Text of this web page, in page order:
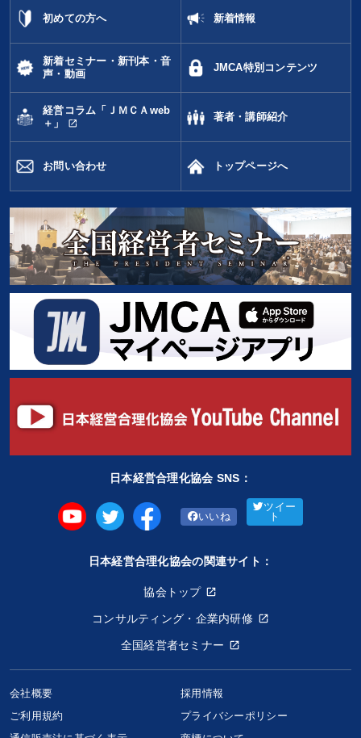
初めての方へ 新着情報
新着セミナー・新刊本・音
声・動画
JMCA特別コンテンツ
経営コラム「ＪＭＣＡweb
＋」
open_in_new
著者・講師紹介
お問い合わせ トップページへ
日本経営合理化協会 SNS：
いいね
ツイー
ト
日本経営合理化協会の関連サイト：
協会トップ
コンサルティング・企業内研修
全国経営者セミナー
会社概要
採用情報
ご利用規約
プライバシーポリシー